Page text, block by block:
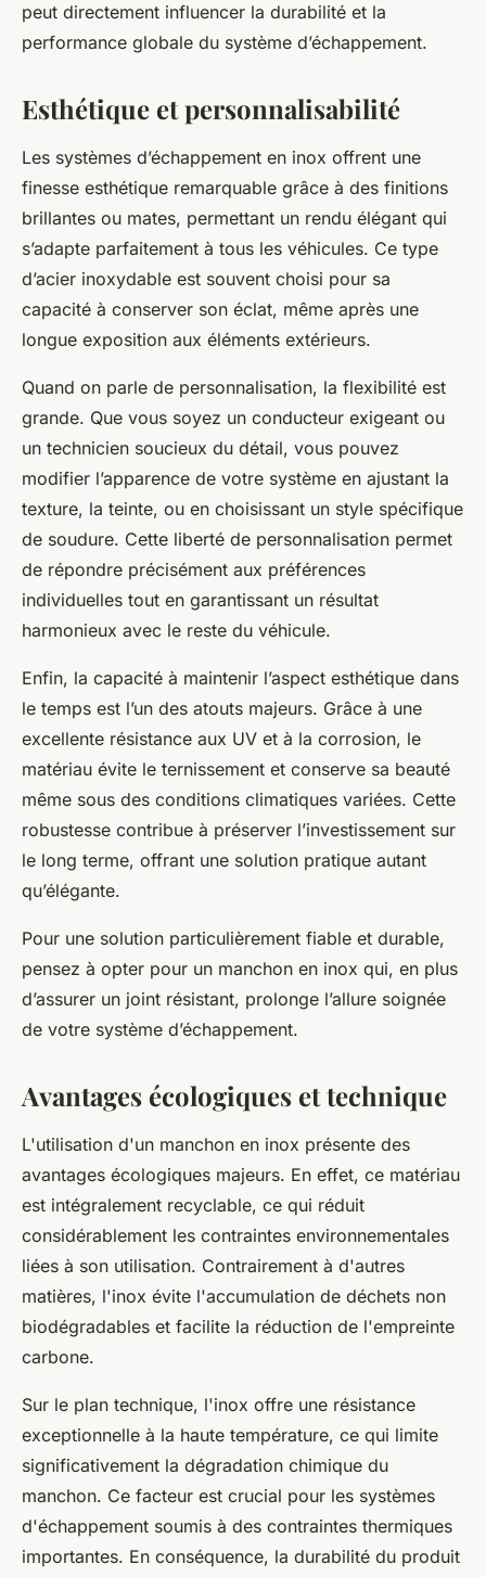
peut directement influencer la durabilité et la
performance globale du système d’échappement.
Esthétique et personnalisabilité
Les systèmes d’échappement en inox offrent une
finesse esthétique remarquable grâce à des finitions
brillantes ou mates, permettant un rendu élégant qui
s’adapte parfaitement à tous les véhicules. Ce type
d’acier inoxydable est souvent choisi pour sa
capacité à conserver son éclat, même après une
longue exposition aux éléments extérieurs.
Quand on parle de personnalisation, la flexibilité est
grande. Que vous soyez un conducteur exigeant ou
un technicien soucieux du détail, vous pouvez
modifier l’apparence de votre système en ajustant la
texture, la teinte, ou en choisissant un style spécifique
de soudure. Cette liberté de personnalisation permet
de répondre précisément aux préférences
individuelles tout en garantissant un résultat
harmonieux avec le reste du véhicule.
Enfin, la capacité à maintenir l’aspect esthétique dans
le temps est l’un des atouts majeurs. Grâce à une
excellente résistance aux UV et à la corrosion, le
matériau évite le ternissement et conserve sa beauté
même sous des conditions climatiques variées. Cette
robustesse contribue à préserver l’investissement sur
le long terme, offrant une solution pratique autant
qu’élégante.
Pour une solution particulièrement fiable et durable,
pensez à opter pour un manchon en inox qui, en plus
d’assurer un joint résistant, prolonge l’allure soignée
de votre système d’échappement.
Avantages écologiques et technique
L'utilisation d'un manchon en inox présente des
avantages écologiques majeurs. En effet, ce matériau
est intégralement recyclable, ce qui réduit
considérablement les contraintes environnementales
liées à son utilisation. Contrairement à d'autres
matières, l'inox évite l'accumulation de déchets non
biodégradables et facilite la réduction de l'empreinte
carbone.
Sur le plan technique, l'inox offre une résistance
exceptionnelle à la haute température, ce qui limite
significativement la dégradation chimique du
manchon. Ce facteur est crucial pour les systèmes
d'échappement soumis à des contraintes thermiques
importantes. En conséquence, la durabilité du produit